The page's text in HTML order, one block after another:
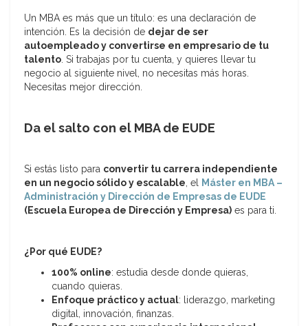
Un MBA es más que un título: es una declaración de
intención. Es la decisión de dejar de ser
autoempleado y convertirse en empresario de tu
talento. Si trabajas por tu cuenta, y quieres llevar tu
negocio al siguiente nivel, no necesitas más horas.
Necesitas mejor dirección.
Da el salto con el MBA de EUDE
Si estás listo para convertir tu carrera independiente
en un negocio sólido y escalable, el Máster en MBA –
Administración y Dirección de Empresas de EUDE
(Escuela Europea de Dirección y Empresa) es para ti.
¿Por qué EUDE?
100% online: estudia desde donde quieras,
cuando quieras.
Enfoque práctico y actual: liderazgo, marketing
digital, innovación, finanzas.